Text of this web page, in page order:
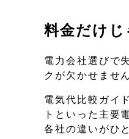
料金だけ
電力会社選びで
クが欠かせません
電気代比較ガイ
トといった主要
各社の違いがひ